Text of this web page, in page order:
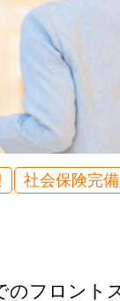
社会保険完備
のフロント